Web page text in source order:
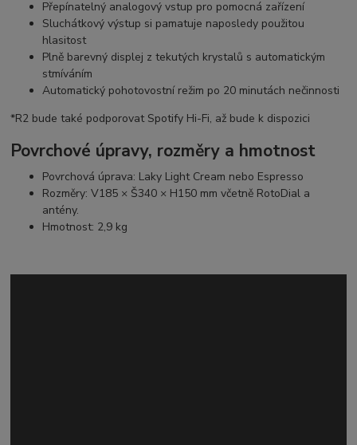
Přepínatelný analogový vstup pro pomocná zařízení
Sluchátkový výstup si pamatuje naposledy použitou
hlasitost
Plně barevný displej z tekutých krystalů s automatickým
stmíváním
Automatický pohotovostní režim po 20 minutách nečinnosti
*R2 bude také podporovat Spotify Hi-Fi, až bude k dispozici
Povrchové úpravy, rozměry a hmotnost
Povrchová úprava: Laky Light Cream nebo Espresso
Rozměry:V185 × Š340 × H150 mm včetně RotoDial a
antény.
Hmotnost: 2,9 kg